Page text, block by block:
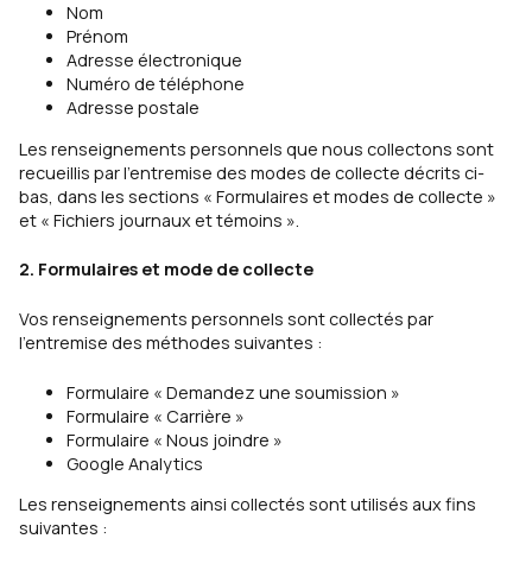
Nom
Prénom
Adresse électronique
Numéro de téléphone
Adresse postale
Les renseignements personnels que nous collectons sont
recueillis par l’entremise des modes de collecte décrits ci-
bas, dans les sections « Formulaires et modes de collecte »
et « Fichiers journaux et témoins ».
2. Formulaires et mode de collecte
Vos renseignements personnels sont collectés par
l’entremise des méthodes suivantes :
Formulaire « Demandez une soumission »
Formulaire « Carrière »
Formulaire « Nous joindre »
Google Analytics
Les renseignements ainsi collectés sont utilisés aux fins
suivantes :